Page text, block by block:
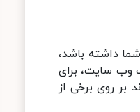
داشته باشد،
یک وب سایت، برای
بر روی برخی از